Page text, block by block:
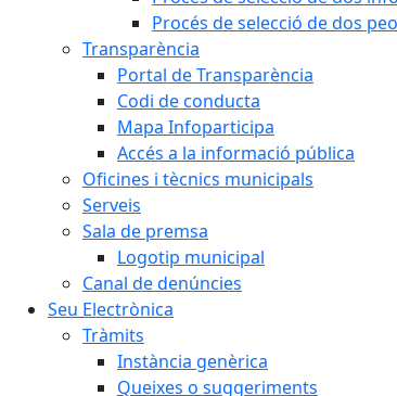
Procés de selecció de dos
Transparència
Portal de Transparència
Codi de conducta
Mapa Infoparticipa
Accés a la informació pública
Oficines i tècnics municipals
Serveis
Sala de premsa
Logotip municipal
Canal de denúncies
Seu Electrònica
Tràmits
Instància genèrica
Queixes o suggeriments